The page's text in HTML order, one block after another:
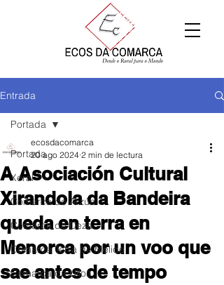
Entrada
Portada
Xeral
Comarca de Arzúa
Comarca de Deza
Comarca Terra de Melide
Comarca da Ulloa
Portada
A Asociación Cultural
Xirandola da Bandeira
queda en terra en
Menorca por un voo que
sae antes de tempo
ecosdacomarca
20 ago 2024 2 min de lectura